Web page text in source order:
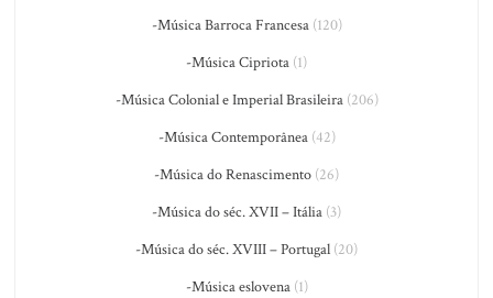
-Música Barroca Francesa(120)
-Música Cipriota (1)
-Música Colonial e Imperial Brasileira(206)
-Música Contemporânea(42)
-Música do Renascimento (26)
-Música do séc. XVII – Itália (3)
-Música do séc. XVIII – Portugal (20)
-Música eslovena(1)